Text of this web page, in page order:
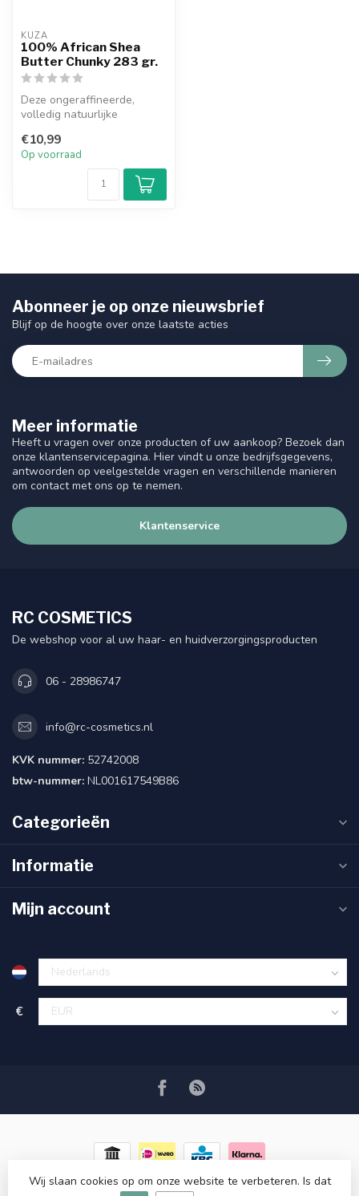
KUZA
100% African Shea
Butter Chunky 283 gr.
Deze ongeraffineerde,
volledig natuurlijke
gemakkelij...
€10,99
Op voorraad
Meer informatie
Heeft u vragen over onze producten of uw aankoop? Bezoek dan
onze klantenservicepagina. Hier vindt u onze bedrijfsgegevens,
antwoorden op veelgestelde vragen en verschillende manieren
om contact met ons op te nemen.
Klantenservice
Abonneer je op onze nieuwsbrief
Blijf op de hoogte over onze laatste acties
RC COSMETICS
De webshop voor al uw haar- en huidverzorgingsproducten
06 - 28986747
info@rc-cosmetics.nl
KVK nummer: 52742008
btw-nummer: NL001617549B86
Categorieën
Informatie
Mijn account
€
© Copyright 2026 RC COSMETICS- Powered byLightspeed-
Wij slaan cookies op om onze website te verbeteren. Is dat